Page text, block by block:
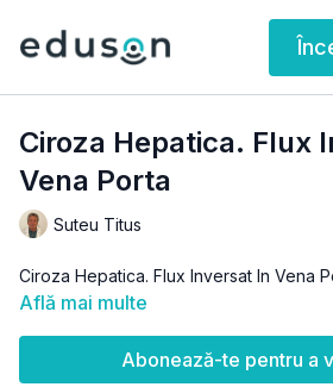
Ciroza Hepatica. Flux
Vena Porta
Suteu Titus
Ciroza Hepatica. Flux Inversat In Vena
Află mai multe
Abonează-te pentru a